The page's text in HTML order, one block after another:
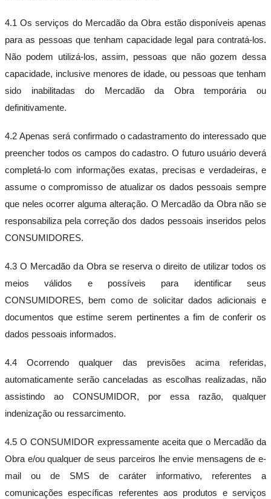
4.1 Os serviços do Mercadão da Obra estão disponíveis apenas
para as pessoas que tenham capacidade legal para contratá-los.
Não podem utilizá-los, assim, pessoas que não gozem dessa
capacidade, inclusive menores de idade, ou pessoas que tenham
sido inabilitadas do Mercadão da Obra temporária ou
definitivamente.
4.2 Apenas será confirmado o cadastramento do interessado que
preencher todos os campos do cadastro. O futuro usuário deverá
completá-lo com informações exatas, precisas e verdadeiras, e
assume o compromisso de atualizar os dados pessoais sempre
que neles ocorrer alguma alteração. O Mercadão da Obra não se
responsabiliza pela correção dos dados pessoais inseridos pelos
CONSUMIDORES.
4.3 O Mercadão da Obra se reserva o direito de utilizar todos os
meios válidos e possíveis para identificar seus
CONSUMIDORES, bem como de solicitar dados adicionais e
documentos que estime serem pertinentes a fim de conferir os
dados pessoais informados.
4.4 Ocorrendo qualquer das previsões acima referidas,
automaticamente serão canceladas as escolhas realizadas, não
assistindo ao CONSUMIDOR, por essa razão, qualquer
indenização ou ressarcimento.
4.5 O CONSUMIDOR expressamente aceita que o Mercadão da
Obra e/ou qualquer de seus parceiros lhe envie mensagens de e-
mail ou de SMS de caráter informativo, referentes a
comunicações específicas referentes aos produtos e serviços